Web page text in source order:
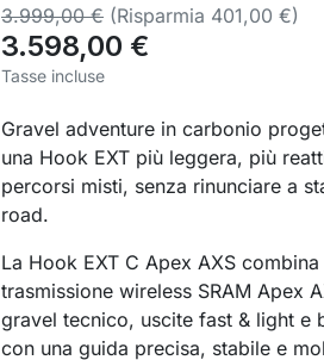
3.999,00 € (Risparmia 401,00 €)
3.598,00 €
Tasse incluse
Gravel adventure in carbonio
una Hook EXT più leggera, più
percorsi misti, senza rinunciare a
road.
La Hook EXT C Apex AXS
trasmissione wireless SRAM Apex
gravel tecnico, uscite fast & light e
con una guida precisa, stabile e